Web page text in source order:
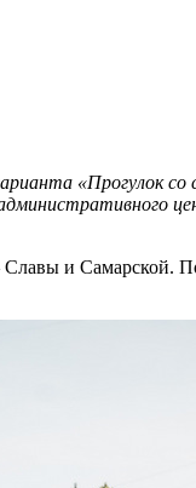
«Прогулок со
и Самарской.